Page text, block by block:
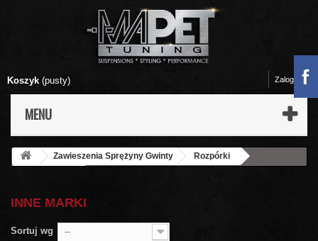
Koszyk (pusty)
MENU
Zaloguj się
Zawieszenia Sprężyny Gwinty
Rozpórki
INNE MARKI
Sortuj wg --